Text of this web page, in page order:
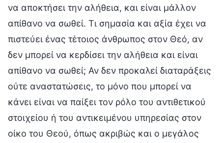
να αποκτήσει την αλήθεια, και είναι μάλλον
απίθανο να σωθεί. Τι σημασία και αξία έχει να
πιστεύει ένας τέτοιος άνθρωπος στον Θεό, αν
δεν μπορεί να κερδίσει την αλήθεια και είναι
απίθανο να σωθεί; Αν δεν προκαλεί διαταράξεις
ούτε αναστατώσεις, το μόνο που μπορεί να
κάνει είναι να παίξει τον ρόλο του αντιθετικού
στοιχείου ή του αντικειμένου υπηρεσίας στον
οίκο του Θεού, όπως ακριβώς και ο μεγάλος